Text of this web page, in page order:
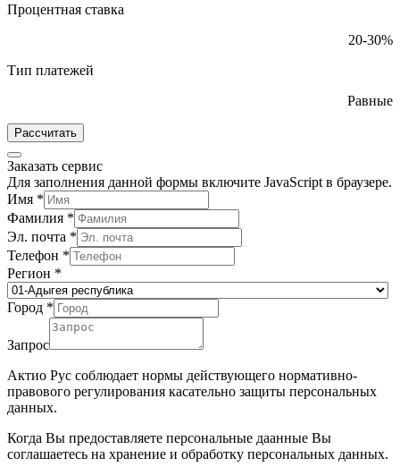
Процентная ставка
20-30%
Тип платежей
Равные
Рассчитать
Заказать сервис
Для заполнения данной формы включите JavaScript в браузере.
Имя *
Фамилия *
Эл. почта *
Телефон *
Регион *
Город *
Запрос
Актио Рус соблюдает нормы действующего нормативно-
правового регулирования касательно защиты персональных
данных.
Когда Вы предоставляете персональные даанные Вы
соглашаетесь на хранение и обработку персональных данных.